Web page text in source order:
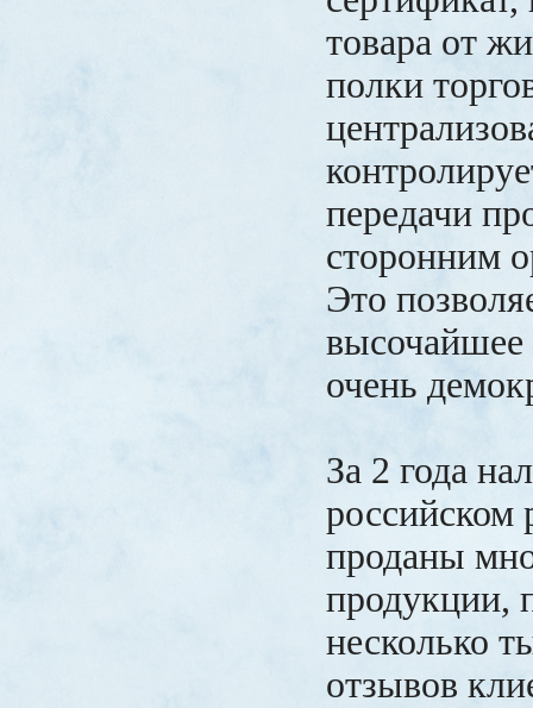
товара от
полки
передачи
сторонним
Это
высочайшее
очень
За 2 года
проданы
продукции,
несколько
отзывов